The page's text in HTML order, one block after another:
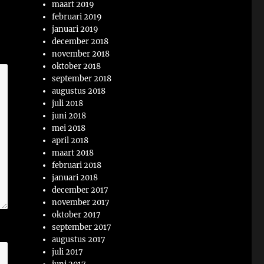
maart 2019
februari 2019
januari 2019
december 2018
november 2018
oktober 2018
september 2018
augustus 2018
juli 2018
juni 2018
mei 2018
april 2018
maart 2018
februari 2018
januari 2018
december 2017
november 2017
oktober 2017
september 2017
augustus 2017
juli 2017